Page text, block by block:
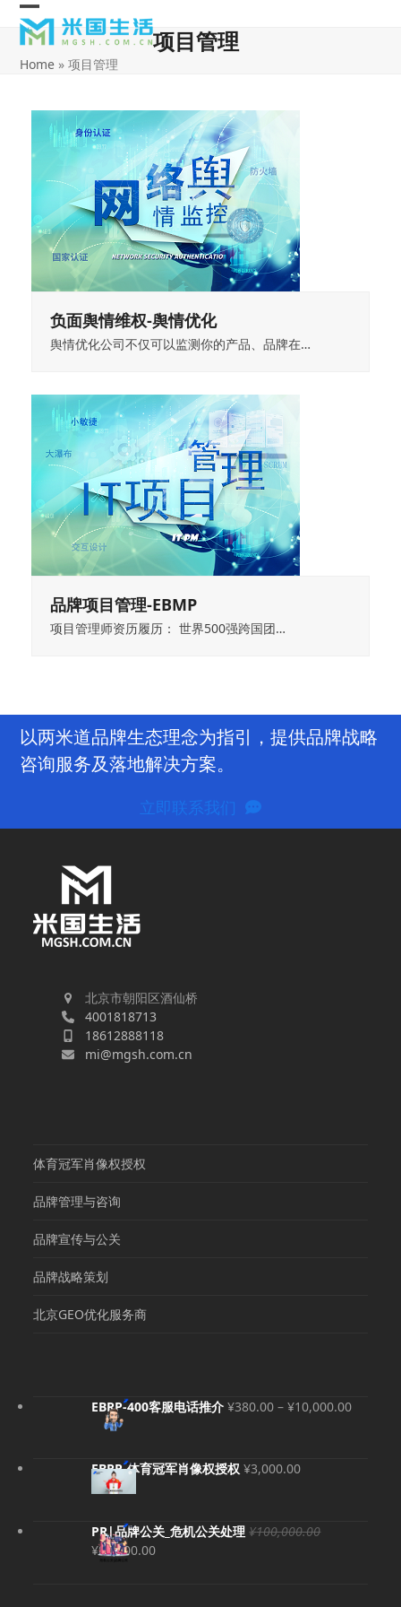
Skip
content
Open
mobile
Close
mobile
项目管理
Home »项目管理
负面舆情维权-舆情优化
舆情优化公司不仅可以监测你的产品、品牌在…
品牌项目管理-EBMP
项目管理师资历履历： 世界500强跨国团…
以两米道品牌生态理念为指引，提供品牌战略
咨询服务及落地解决方案。
立即联系我们
北京市朝阳区酒仙桥
4001818713
18612888118
mi@mgsh.com.cn
体育冠军肖像权授权
品牌管理与咨询
品牌宣传与公关
品牌战略策划
北京GEO优化服务商
EBRP-400客服电话推介 ¥380.00 – ¥10,000.00价
EBRP-体育冠军肖像权授权 ¥3,000.00
PR|品牌公关_危机公关处理 ¥100,000.00
原
¥80,000.00当